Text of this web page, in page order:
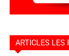
ARTICLES LES